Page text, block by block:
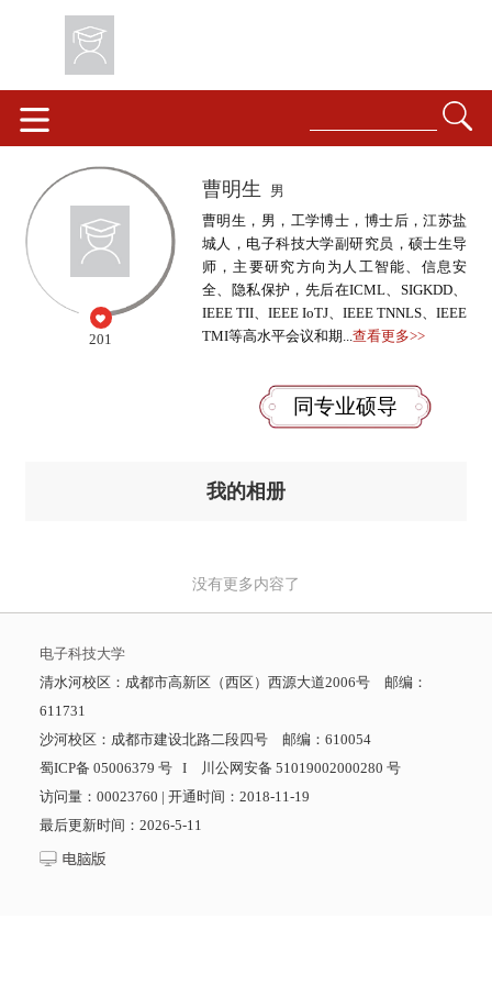
201
曹明生
男
曹明生，男，工学博士，博士后，江苏盐
城人，电子科技大学副研究员，硕士生导
师，主要研究方向为人工智能、信息安
全、隐私保护，先后在ICML、SIGKDD、
IEEE TII、IEEE IoTJ、IEEE TNNLS、IEEE
TMI等高水平会议和期... 查看更多>>
同专业硕导
我的相册
没有更多内容了
电子科技大学
清水河校区：成都市高新区（西区）西源大道2006号 邮编：
611731
沙河校区：成都市建设北路二段四号 邮编：610054
蜀ICP备 05006379 号 I 川公网安备 51019002000280 号
访问量： 00023760 | 开通时间： 2018-11-19
最后更新时间： 2026-5-11